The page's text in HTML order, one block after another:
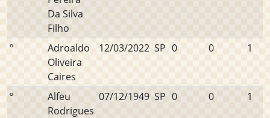
Da Silva
Filho
º
Adroaldo
Oliveira
Caires
12/03/2022 SP 0 0 1
º
Alfeu
Rodrigues
07/12/1949 SP 0 0 1